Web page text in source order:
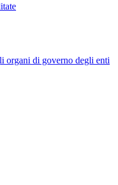
organi di governo degli enti